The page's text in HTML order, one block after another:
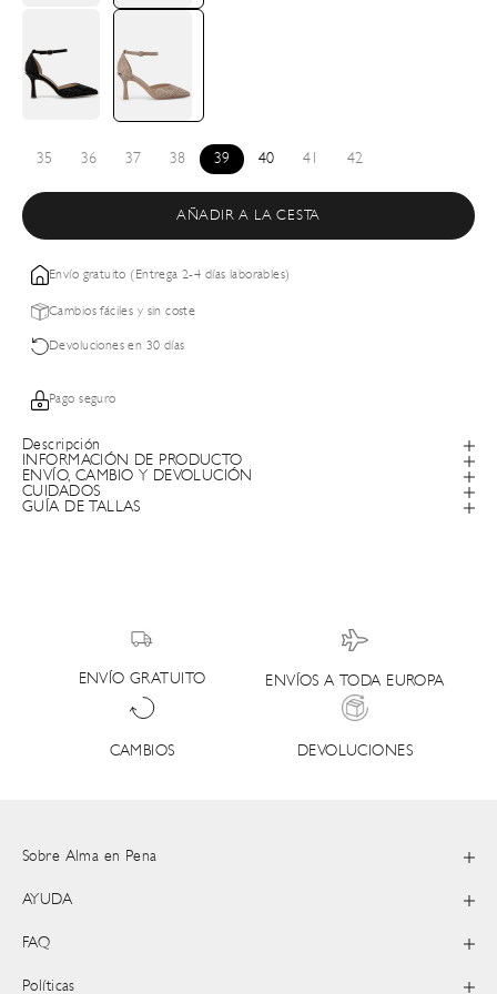
35 36 37 38 39 40 41 42
AÑADIR A LA CESTA
Envío gratuito (Entrega 2-4 días laborables)
Cambios fáciles y sin coste
Devoluciones en 30 días
Pago seguro
Descripción
INFORMACIÓN DE PRODUCTO
ENVÍO, CAMBIO Y DEVOLUCIÓN
CUIDADOS
GUÍA DE TALLAS
ENVÍO GRATUITO ENVÍOS A TODA EUROPA
CAMBIOS DEVOLUCIONES
Sobre Alma en Pena
AYUDA
FAQ
Políticas